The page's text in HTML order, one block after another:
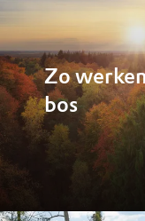
Zo
bos